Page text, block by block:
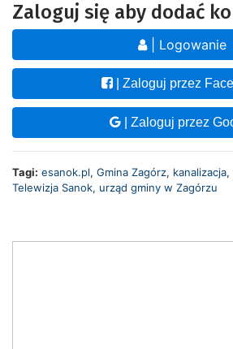
Zaloguj się aby dodać
| Logowanie
| Zaloguj przez
| Zaloguj przez
Tagi: esanok.pl, Gmina Zagórz, kanalizacja,
Telewizja Sanok, urząd gminy w Zagórzu